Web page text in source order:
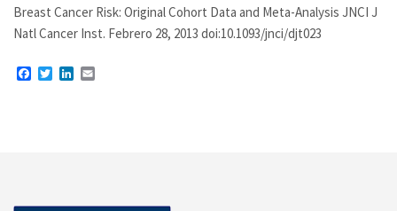
Breast Cancer Risk: Original Cohort Data and Meta-Analysis JNCI J
Natl Cancer Inst. Febrero 28, 2013 doi:10.1093/jnci/djt023
Facebook
TwitterLinkedIn